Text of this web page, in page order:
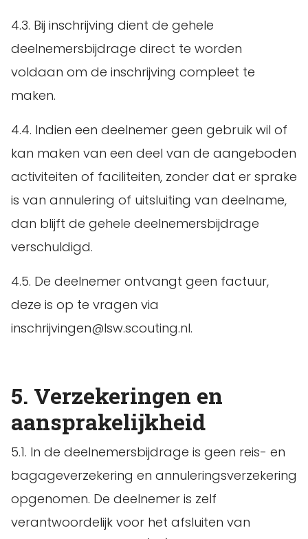
4.3. Bij inschrijving dient de gehele
deelnemersbijdrage direct te worden
voldaan om de inschrijving compleet te
maken.
4.4. Indien een deelnemer geen gebruik wil of
kan maken van een deel van de aangeboden
activiteiten of faciliteiten, zonder dat er sprake
is van annulering of uitsluiting van deelname,
dan blijft de gehele deelnemersbijdrage
verschuldigd.
4.5. De deelnemer ontvangt geen factuur,
deze is op te vragen via
inschrijvingen@lsw.scouting.nl.
5. Verzekeringen en
aansprakelijkheid
5.1. In de deelnemersbijdrage is geen reis- en
bagageverzekering en annuleringsverzekering
opgenomen. De deelnemer is zelf
verantwoordelijk voor het afsluiten van